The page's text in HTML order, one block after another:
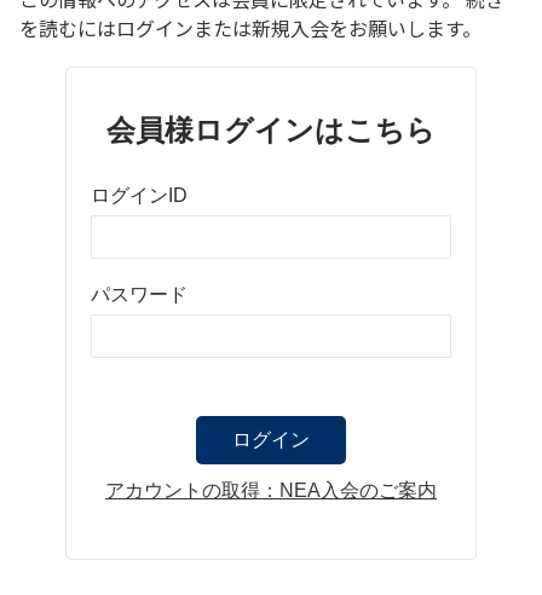
を読むにはログインまたは新規入会をお願いします。
会員様ログインはこちら
ログインID
パスワード
アカウントの取得：NEA入会のご案内